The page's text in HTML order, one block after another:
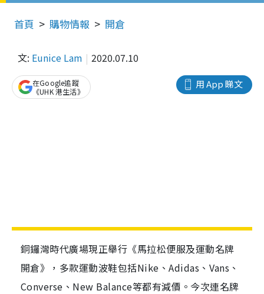
首頁 購物情報 開倉
文: Eunice Lam 2020.07.10
用 App 睇文
在Google追蹤
《UHK 港生活》
銅鑼灣時代廣場現正舉行《馬拉松便服及運動名牌
開倉》，多款運動波鞋包括Nike、Adidas、Vans、
Converse、New Balance等都有減價。今次連名牌